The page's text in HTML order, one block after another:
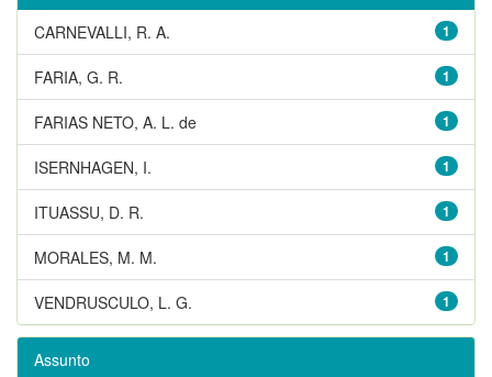
1
CARNEVALLI, R. A.
1
FARIA, G. R.
1
FARIAS NETO, A. L. de
1
ISERNHAGEN, I.
1
ITUASSU, D. R.
1
MORALES, M. M.
1
VENDRUSCULO, L. G.
Assunto